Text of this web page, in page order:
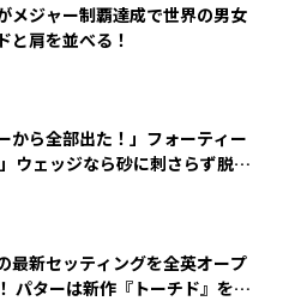
メジャー制覇達成で世界の男女
と肩を並べる！
から全部出た！」フォーティー
ウェッジなら砂に刺さらず脱出
最新セッティングを全英オープ
パターは新作『トーチド』を投